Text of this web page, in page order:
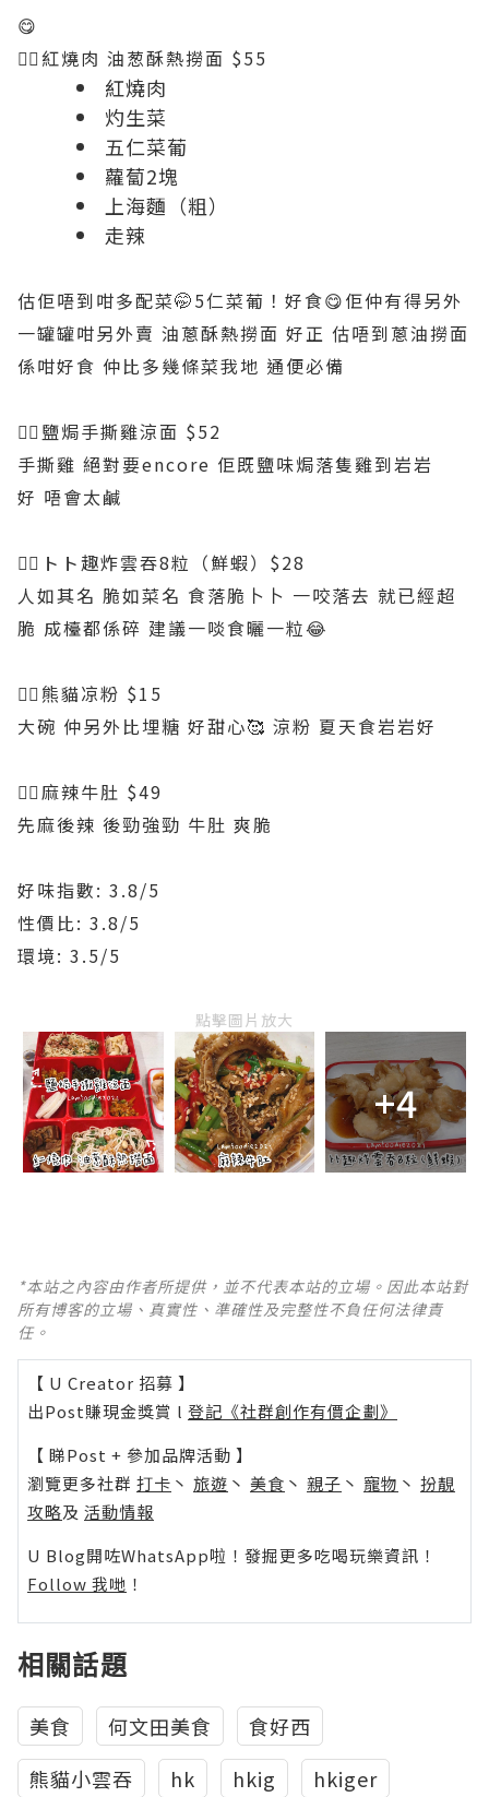
😋
👉🏻紅燒肉 油葱酥熱撈面 $55
紅燒肉
灼生菜
五仁菜葡
蘿蔔2塊
上海麵（粗）
走辣
估佢唔到咁多配菜🤭5仁菜葡！好食😋佢仲有得另外
一罐罐咁另外賣 油蔥酥熱撈面 好正 估唔到蔥油撈面
係咁好食 仲比多幾條菜我地 通便必備
👉🏻鹽焗手撕雞涼面 $52
手撕雞 絕對要encore 佢既鹽味焗落隻雞到岩岩
好 唔會太鹹
👉🏻トト趣炸雲吞8粒（鮮蝦）$28
人如其名 脆如菜名 食落脆卜卜 一咬落去 就已經超
脆 成檯都係碎 建議一啖食曬一粒😂
👉🏻熊貓凉粉 $15
大碗 仲另外比埋糖 好甜心🥰 涼粉 夏天食岩岩好
👉🏻麻辣牛肚 $49
先麻後辣 後勁強勁 牛肚 爽脆
好味指數: 3.8/5
性價比: 3.8/5
環境: 3.5/5
點擊圖片放大
+4
*本站之內容由作者所提供，並不代表本站的立場。因此本站對
所有博客的立場、真實性、準確性及完整性不負任何法律責
任。
【 U Creator 招募 】
出Post賺現金獎賞 l 登記《社群創作有價企劃》
【 睇Post + 參加品牌活動 】
瀏覽更多社群 打卡 丶 旅遊 丶 美食 丶 親子 丶 寵物 丶 扮靚
攻略及 活動情報
U Blog開咗WhatsApp啦！發掘更多吃喝玩樂資訊！
Follow 我哋 ！
相關話題
美食 何文田美食
食好西
熊貓小雲吞
hk hkig hkiger